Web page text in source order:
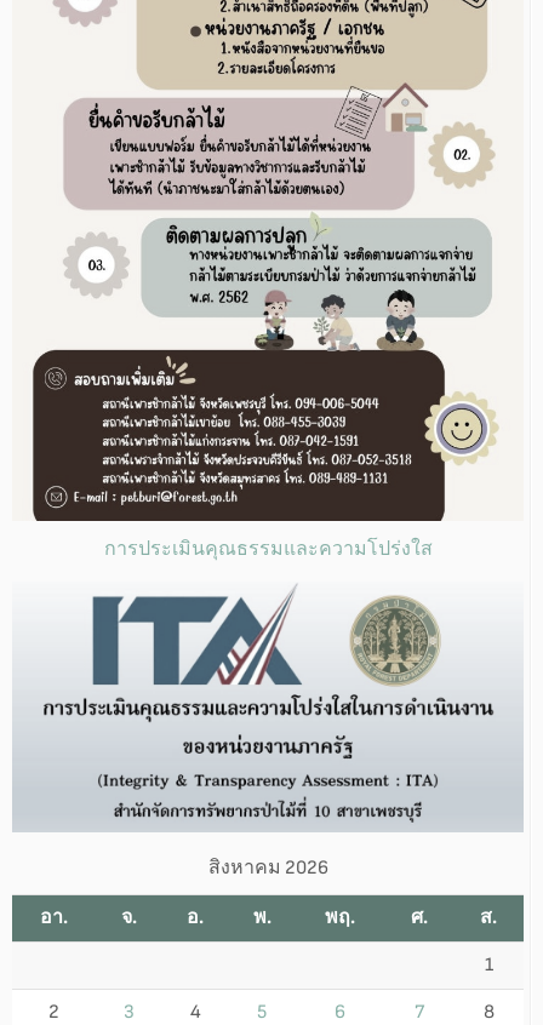
การประเมินคุณธรรมและความโปร่งใส
สิงหาคม 2026
อา. จ. อ. พ. พฤ. ศ. ส.
1
2 3 4 5 6 7 8